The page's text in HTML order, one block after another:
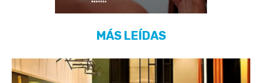
MÁS LEÍDAS